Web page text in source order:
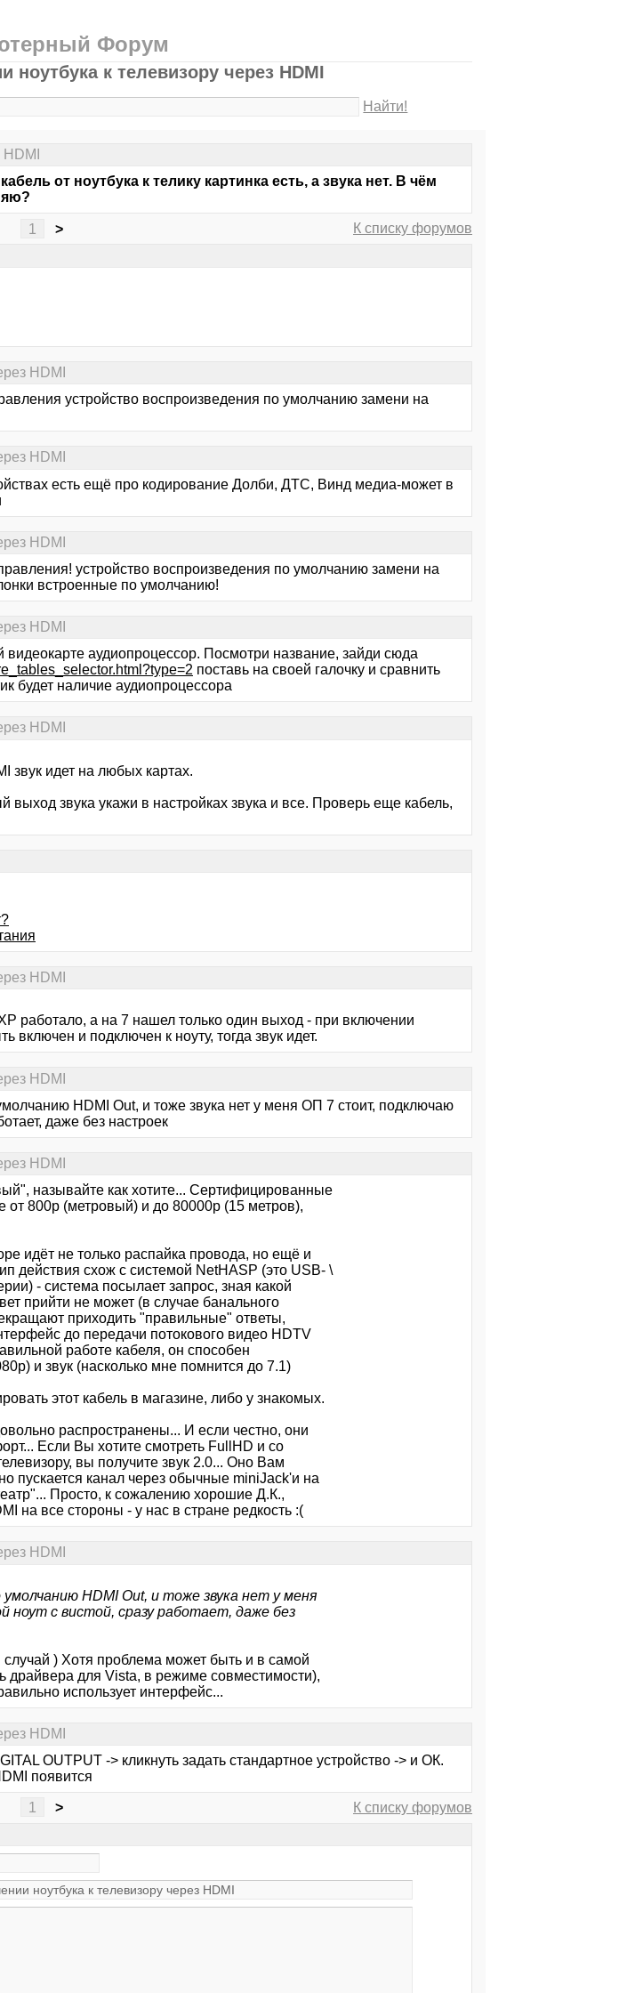
Форум
ноутбука к телевизору через HDMI
Найти!
от ноутбука к телику картинка есть, а звука нет. В чём
1 >
К списку форумов
HDMI
устройство воспроизведения по умолчанию замени на
HDMI
есть ещё про кодирование Долби, ДТС, Винд медиа-может в
HDMI
устройство воспроизведения по умолчанию замени на
встроенные по умолчанию!
HDMI
видеокарте аудиопроцессор. Посмотри название, зайди сюда
поставь на своей галочку и сравнить
будет наличие аудиопроцессора
HDMI
звук идет на любых картах.
выход звука укажи в настройках звука и все. Проверь еще кабель,
HDMI
работало, а на 7 нашел только один выход - при включении
включен и подключен к ноуту, тогда звук идет.
HDMI
HDMI Out, и тоже звука нет у меня ОП 7 стоит, подключаю
даже без настроек
HDMI
называйте как хотите... Сертифицированные
от 800р (метровый) и до 80000р (15 метров),
идёт не только распайка провода, но ещё и
действия схож с системой NetHASP (это USB- \
- система посылает запрос, зная какой
прийти не может (в случае банального
приходить "правильные" ответы,
до передачи потокового видео HDTV
работе кабеля, он способен
и звук (насколько мне помнится до 7.1)
этот кабель в магазине, либо у знакомых.
распространены... И если честно, они
Если Вы хотите смотреть FullHD и со
вы получите звук 2.0... Оно Вам
пускается канал через обычные miniJack'и на
Просто, к сожалению хорошие Д.К.,
на все стороны - у нас в стране редкость :(
HDMI
HDMI Out, и тоже звука нет у меня
ноут с вистой, сразу работает, даже без
) Хотя проблема может быть и в самой
драйвера для Vista, в режиме совместимости),
использует интерфейс...
HDMI
OUTPUT -> кликнуть задать стандартное устройство -> и ОК.
появится
1 >
К списку форумов